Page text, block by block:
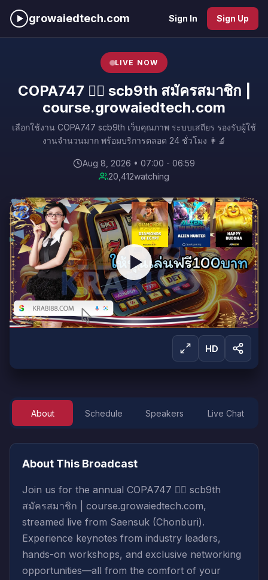
growaiedtech.com Sign In Sign Up
LIVE NOW
COPA747 ❤️‍🔥 scb9th สมัครสมาชิก |
course.growaiedtech.com
เลือกใช้งาน COPA747 scb9th เว็บคุณภาพ ระบบเสถียร รองรับผู้ใช้
งานจำนวนมาก พร้อมบริการตลอด 24 ชั่วโมง 👩‍🔬
Aug 8, 2026 • 07:00 - 06:59
20,412watching
Sign in to Watch
HD
About Schedule Speakers Live Chat
About This Broadcast
Join us for the annual COPA747 ❤️‍🔥 scb9th
สมัครสมาชิก | course.growaiedtech.com,
streamed live from Saensuk (Chonburi).
Experience keynotes from industry leaders,
hands-on workshops, and exclusive networking
opportunities—all from the comfort of your